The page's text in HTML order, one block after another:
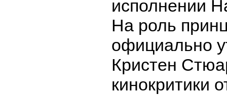
исполнении
На роль
официально
Кристен
кинокритики